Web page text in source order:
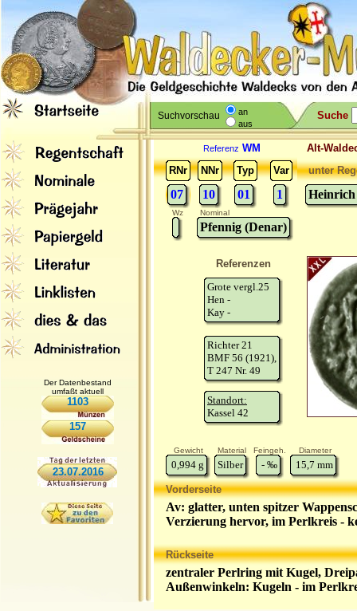
Suchvorschau
an
aus
Suche
Der Datenbestand
umfaßt aktuell
1103
157
23.07.2016
Referenz WM
Alt-
RNr
NNr Typ Var
07 10 01 1
unter
Wz Nominal
Pfennig (Denar)
Referenzen
Grote vergl.25
Hen -
Kay -
Richter 21
BMF 56 (1921),
T 247 Nr. 49
Standort:
Kassel 42
Gewicht Material Feingeh. Diameter
0,994 g Silber - ‰ 15,7 mm
Vorderseite
Av: glatter, unten spitzer
Verzierung hervor, im Perlkreis -
Rückseite
zentraler Perlring mit Kugel,
Außenwinkeln: Kugeln - im